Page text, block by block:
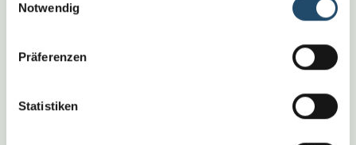
Notwendig
Präferenzen
Statistiken
Mentale Ergonomie & Stress
Digitale Erschöpfung und mentale Belastung